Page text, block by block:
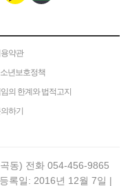
약관
년보호정책
의 한계와 법적고지
하기
동) 전화 054-456-9865
록일: 2016년 12월 7일 |